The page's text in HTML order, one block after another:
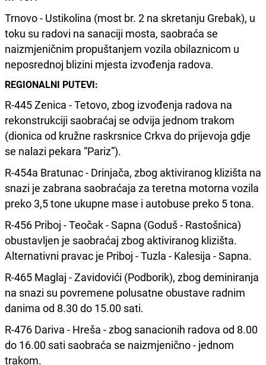
Trnovo - Ustikolina (most br. 2 na skretanju Grebak), u
toku su radovi na sanaciji mosta, saobraća se
naizmjeničnim propuštanjem vozila obilaznicom u
neposrednoj blizini mjesta izvođenja radova.
REGIONALNI PUTEVI:
R-445 Zenica - Tetovo, zbog izvođenja radova na
rekonstrukciji saobraćaj se odvija jednom trakom
(dionica od kružne raskrsnice Crkva do prijevoja gdje
se nalazi pekara “Pariz”).
R-454a Bratunac - Drinjača, zbog aktiviranog klizišta na
snazi je zabrana saobraćaja za teretna motorna vozila
preko 3,5 tone ukupne mase i autobuse preko 5 tona.
R-456 Priboj - Teočak - Sapna (Goduš - Rastošnica)
obustavljen je saobraćaj zbog aktiviranog klizišta.
Alternativni pravac je Priboj - Tuzla - Kalesija - Sapna.
R-465 Maglaj - Zavidovići (Podborik), zbog deminiranja
na snazi su povremene polusatne obustave radnim
danima od 8.30 do 15.00 sati.
R-476 Dariva - Hreša - zbog sanacionih radova od 8.00
do 16.00 sati saobraća se naizmjenično - jednom
trakom.